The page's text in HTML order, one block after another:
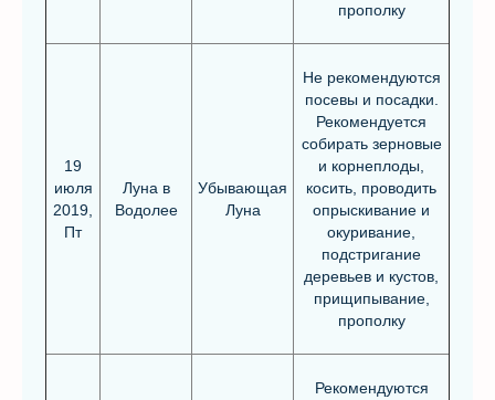
прополку
19
июля
2019,
Пт
Луна в
Водолее
Убывающая
Луна
Не рекомендуются
посевы и посадки.
Рекомендуется
собирать зерновые
и корнеплоды,
косить, проводить
опрыскивание и
окуривание,
подстригание
деревьев и кустов,
прищипывание,
прополку
Рекомендуются